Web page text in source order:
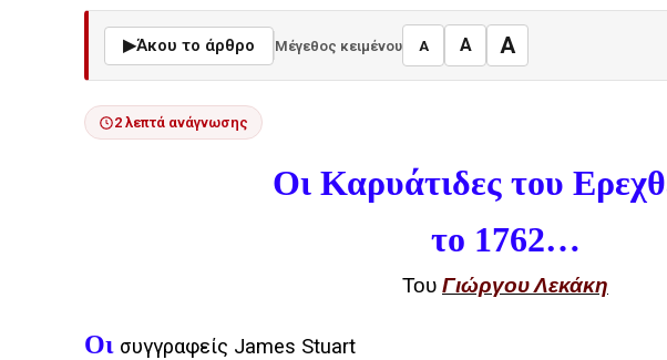
▶Άκου το άρθρο Μέγεθος κειμένου A A A
2 λεπτά ανάγνωσης
Οι Καρυάτιδες του
το 1762…
Του Γιώργου Λεκάκη
Οι συγγραφείς James Stuart